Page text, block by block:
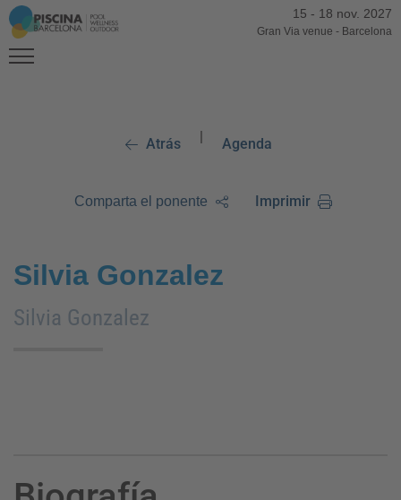
15 - 18 nov. 2027
Gran Via venue - Barcelona
Atrás | Agenda
Comparta el ponente Imprimir
Silvia Gonzalez
Silvia Gonzalez